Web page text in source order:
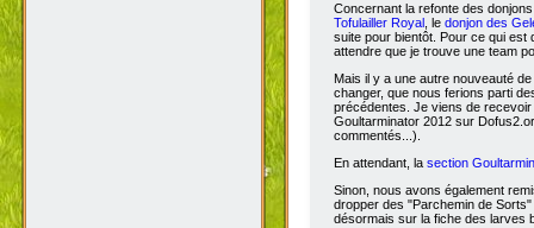
Concernant la refonte des
Tofulailler Royal , le donjon des
suite pour bientôt. Pour ce qui est
attendre que je trouve une team
Mais il y a une autre nouveauté
changer, que nous ferions parti
précédentes. Je viens de
Goultarminator 2012 sur
commentés...).
En attendant, la section
Sinon, nous avons également
dropper des "Parchemin de
désormais sur la fiche des larves